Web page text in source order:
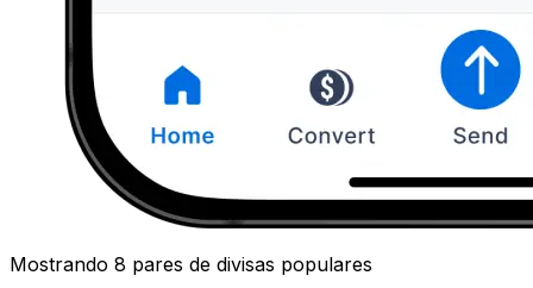
Mostrando 8 pares de divisas populares